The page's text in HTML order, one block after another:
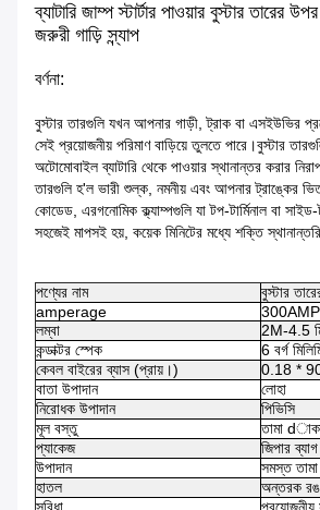
ব্যাটারি জাম্প স্টার্টার পাওয়ার বুস্টার তারের
জরুরী গাড়ি স্ন্যাপ
বর্ণনা:
বুস্টার তারগুলি যখন আপনার গাড়ী, ট্রাক বা এসইউভির
সেই প্রয়োজনীয় পরিমাণ বাড়িয়ে তুলতে পারে।বুস্টার
অটোমোবাইল ব্যাটারি থেকে পাওয়ার স্থানান্তর করার
তারগুলি হ'ল ভারী শুল্ক, নমনীয় এবং আপনার ট্রাঙ্কের
কোডেড, এরগনোমিক ক্ল্যাম্পগুলি যা টপ-টার্মিনাল বা সাইড-
সহজেই মাপসই হয়, কয়েক মিনিটের মধ্যে শক্তি
পণ্যের নাম
বুস্টার
amperage
300AMP
লম্বা
2M-4.5
কন্ডাক্টর স্পেক
6 বর্গ
কেবল বাইরের ব্যাস (প্রায়।)
0.18 *
বাতা উপাদান
লোহা
নিরোধক উপাদান
পিভিসি
মূল বস্তু
তামা
প্যাকেজ
জিপার ব্যাগ
উপাদান
সমস্ত তামা
হাতল
অন্তরক রঙ